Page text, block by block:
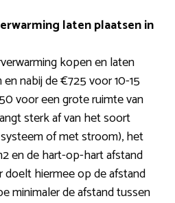
laten plaatsen in
kopen en laten
nabij de €725 voor 10-15
voor een grote ruimte van
sterk af van het soort
of met stroom), het
en de hart-op-hart afstand
doelt hiermee op de afstand
minimaler de afstand tussen